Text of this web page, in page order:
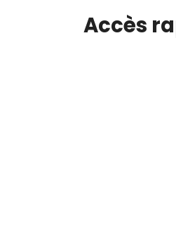
Accès